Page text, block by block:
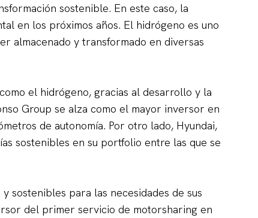
sostenible. En este caso, la
en los próximos años. El hidrógeno es uno
almacenado y transformado en diversas
el hidrógeno, gracias al desarrollo y la
Group se alza como el mayor inversor en
de autonomía. Por otro lado, Hyundai,
sostenibles en su portfolio entre las que se
sostenibles para las necesidades de sus
del primer servicio de motorsharing en